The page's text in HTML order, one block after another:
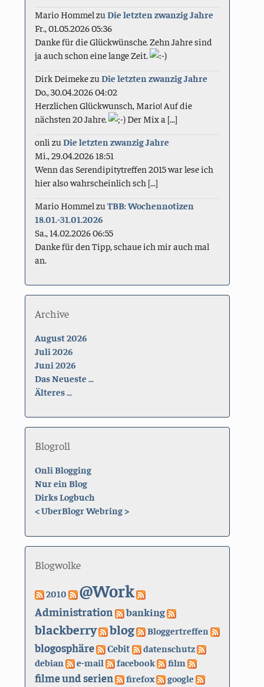
Mario Hommel zuDie letzten zwanzig Jahre
Fr., 01.05.2026 05:36
Danke für die Glückwünsche. Zehn Jahre sind
ja auch schon eine lange Zeit.
Dirk DeimekezuDie letzten zwanzig Jahre
Do., 30.04.2026 04:02
Herzlichen Glückwunsch, Mario! Auf die
nächsten 20 Jahre.
Der Mix a [...]
onli zuDie letzten zwanzig Jahre
Mi., 29.04.2026 18:51
Wenn das Serendipitytreffen 2015 war lese ich
hier also wahrscheinlich sch [...]
Mario Hommel zuTBB: Wochennotizen
18.01.-31.01.2026
Sa., 14.02.2026 06:55
Danke für den Tipp, schaue ich mir auch mal
an.
Archive
August 2026
Juli 2026
Juni 2026
Das Neueste ...
Älteres ...
Blogroll
Onli Blogging
Nur ein Blog
Dirks Logbuch
<UberBlogr Webring>
Blogwolke
2010 @Work
Administration banking
blackberry blog Bloggertreffen
blogosphäre Cebit datenschutz
debian e-mail facebook film
filme und serien firefox google